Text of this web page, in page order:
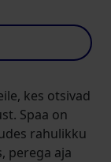
kes otsivad
Spaa on
rahulikku
perega aja